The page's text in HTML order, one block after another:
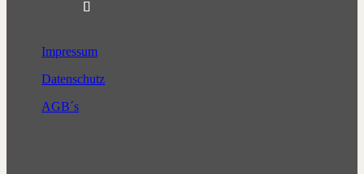
Impressum
Datenschutz
AGB´s